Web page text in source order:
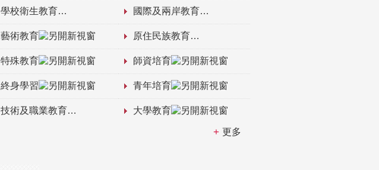
學校衛生教育 國際及兩岸教育
藝術教育 原住民族教育
特殊教育 師資培育
終身學習 青年培育
技術及職業教育 大學教育
更多